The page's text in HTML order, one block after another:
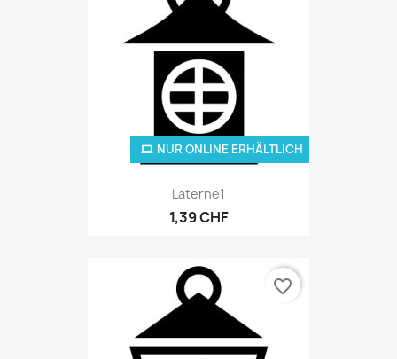
Laterne1
1,39 CHF
NUR ONLINE ERHÄLTLICH
favorite_border